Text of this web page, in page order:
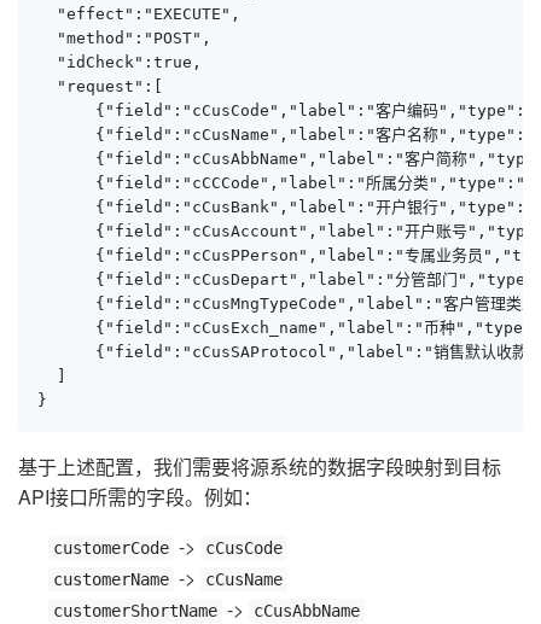
  "effect":"EXECUTE",
  "method":"POST",
  "idCheck":true,
  "request":[
{"field":"cCusCode","label":"客户编码
{"field":"cCusName","label":"客户名称
{"field":"cCusAbbName","label":"客户简称
{"field":"cCCCode","label":"所属分类
{"field":"cCusBank","label":"开户银行
{"field":"cCusAccount","label":"开户账号
{"field":"cCusPPerson","label":"专属业务员
{"field":"cCusDepart","label":"分管部门
{"field":"cCusMngTypeCode","label":"客户管理
{"field":"cCusExch_name","label":"币种
{"field":"cCusSAProtocol","label":"销售默认收
  ]
}
基于上述配置，我们需要将源系统的数据字段映射到目标
API接口所需的字段。例如：
customerCode ->
cCusCode
customerName ->
cCusName
customerShortName ->
cCusAbbName